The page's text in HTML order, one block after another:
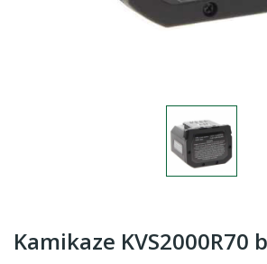
Kamikaze KVS2000R70